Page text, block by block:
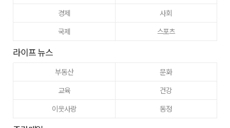
경제
사회
국제
스포츠
라이프 뉴스
부동산
문화
교육
건강
이웃사랑
동정